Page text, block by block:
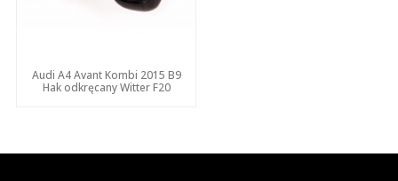
Audi A4 Avant Kombi 2015 B9
Hak odkręcany Witter F20